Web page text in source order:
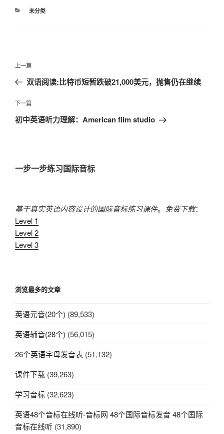
分
未分类
文
导
航
上
一
文
章
上一篇
双语阅读:比特币短暂跌破21,000美元，抛售仍在继续
下
一
下一篇
初中英语听力理解：American film studio
一步一步练习国际音标
基于真实英语内容设计的国际音标练习课件。 免费下载：
Level 1
Level 2
Level 3
浏览最多的文章
英语元音(20个) (89,533)
英语辅音(28个) (56,015)
26个英语字母发音表 (51,132)
课件下载 (39,263)
学习音标 (32,623)
英语48个音标在线听-音标网 48个国际音标发音 48个国际
音标在线听 (31,890)